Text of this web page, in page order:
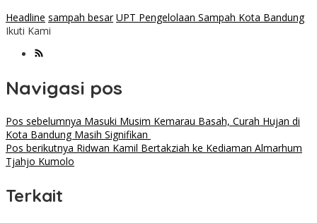
Headline sampah besar UPT Pengelolaan Sampah Kota Bandung
Ikuti Kami
Navigasi pos
Pos sebelumnya Masuki Musim Kemarau Basah, Curah Hujan di
Kota Bandung Masih Signifikan
Pos berikutnya Ridwan Kamil Bertakziah ke Kediaman Almarhum
Tjahjo Kumolo
Terkait